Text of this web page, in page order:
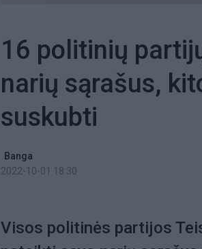
16 politinių
narių sąrašus,
suskubti
Banga
2022-10-01 18:30
Visos politinės partijos